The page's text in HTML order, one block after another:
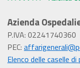
Azienda
P.IVA: 02241740360
PEC:
Elenco delle caselle